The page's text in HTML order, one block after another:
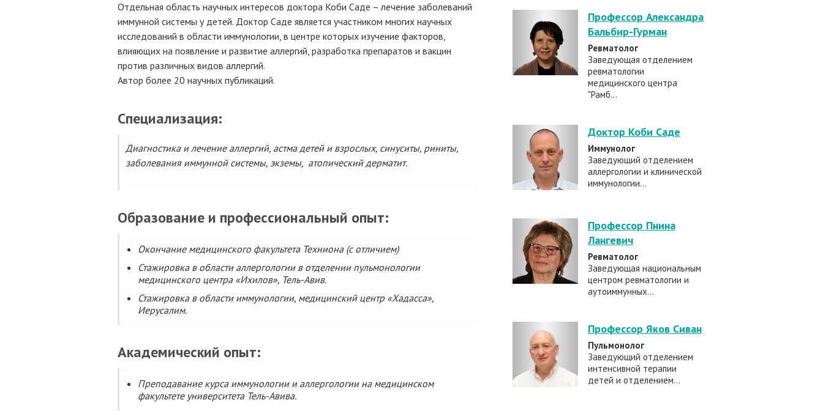
Отдельная область научных интересов доктора Коби Саде – лечение заболеваний
иммунной системы у детей. Доктор Саде является участником многих научных
исследований в области иммунологии, в центре которых изучение факторов,
влияющих на появление и развитие аллергий, разработка препаратов и вакцин
против различных видов аллергий.
Автор более 20 научных публикаций.
Специализация:
Диагностика и лечение аллергий, астма детей и взрослых, синуситы, риниты,
заболевания иммунной системы, экземы, атопический дерматит.
Образование и профессиональный опыт:
Окончание медицинского факультета Техниона (с отличием)
Стажировка в области аллергологии в отделении пульмонологии
медицинского центра «Ихилов», Тель-Авив.
Стажировка в области иммунологии, медицинский центр «Хадасса»,
Иерусалим.
Академический опыт:
Преподавание курса иммунологии и аллергологии на медицинском
факультете университета Тель-Авива.
Профессор Александра
Бальбир-Гурман
Ревматолог
Заведующая отделением
ревматологии
медицинского центра
"Рамб...
Доктор Коби Саде
Иммунолог
Заведующий отделением
аллергологии и клинической
иммунологии...
Профессор Пнина
Лангевич
Ревматолог
Заведующая национальным
центром ревматологии и
аутоиммунных...
Профессор Яков Сиван
Пульмонолог
Заведующий отделением
интенсивной терапии
детей и отделением...